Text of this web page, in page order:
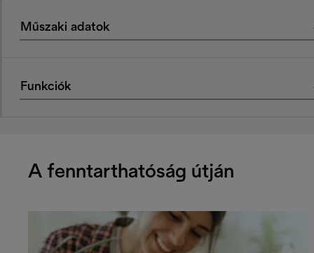
Műszaki adatok
Funkciók
A fenntarthatóság útján